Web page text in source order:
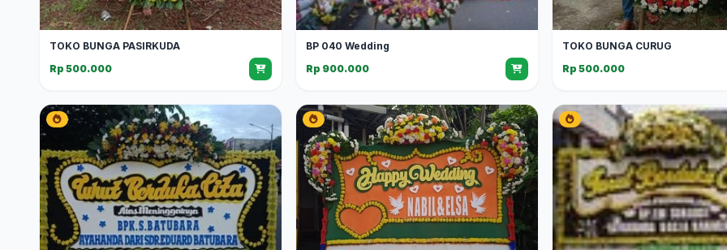
TOKO BUNGA PASIRKUDA
Rp 500.000
BP 040 Wedding
Rp 900.000
TOKO BUNGA CURUG
Rp 500.000